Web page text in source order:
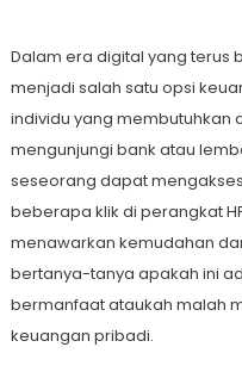
Dalam era digital yang terus
menjadi salah satu opsi
individu yang membutuhkan
mengunjungi bank atau
seseorang dapat
beberapa klik di perangkat
menawarkan kemudahan
bertanya-tanya apakah ini
bermanfaat ataukah malah
keuangan pribadi.